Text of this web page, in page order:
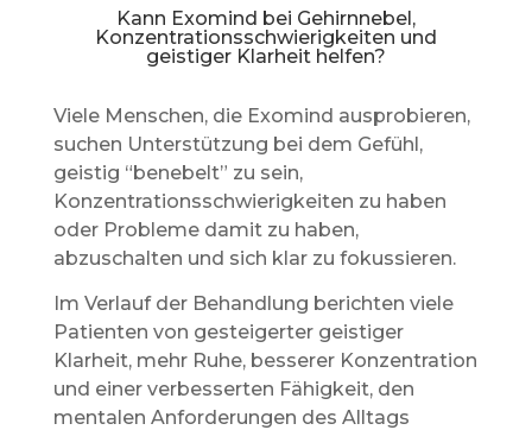
Kann Exomind bei Gehirnnebel,
Konzentrationsschwierigkeiten und
geistiger Klarheit helfen?
Viele Menschen, die Exomind ausprobieren,
suchen Unterstützung bei dem Gefühl,
geistig “benebelt” zu sein,
Konzentrationsschwierigkeiten zu haben
oder Probleme damit zu haben,
abzuschalten und sich klar zu fokussieren.
Im Verlauf der Behandlung berichten viele
Patienten von gesteigerter geistiger
Klarheit, mehr Ruhe, besserer Konzentration
und einer verbesserten Fähigkeit, den
mentalen Anforderungen des Alltags